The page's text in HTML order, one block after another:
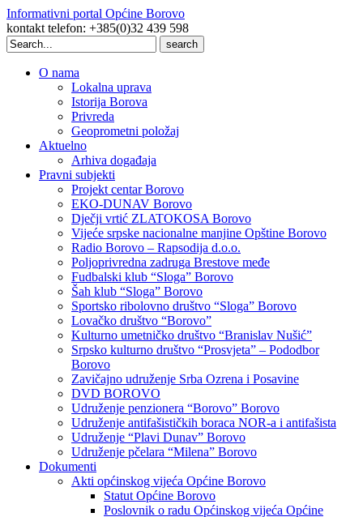
Informativni portal Općine Borovo
kontakt telefon: +385(0)32 439 598
Search
for:
O nama
Lokalna uprava
Istorija Borova
Privreda
Geoprometni položaj
Aktuelno
Arhiva događaja
Pravni subjekti
Projekt centar Borovo
EKO-DUNAV Borovo
Dječji vrtić ZLATOKOSA Borovo
Vijeće srpske nacionalne manjine Opštine Borovo
Radio Borovo – Rapsodija d.o.o.
Poljoprivredna zadruga Brestove međe
Fudbalski klub “Sloga” Borovo
Šah klub “Sloga” Borovo
Sportsko ribolovno društvo “Sloga” Borovo
Lovačko društvo “Borovo”
Kulturno umetničko društvo “Branislav Nušić”
Srpsko kulturno društvo “Prosvjeta” – Pododbor
Borovo
Zavičajno udruženje Srba Ozrena i Posavine
DVD BOROVO
Udruženje penzionera “Borovo” Borovo
Udruženje antifašističkih boraca NOR-a i antifašista
Udruženje “Plavi Dunav” Borovo
Udruženje pčelara “Milena” Borovo
Dokumenti
Akti općinskog vijeća Općine Borovo
Statut Općine Borovo
Poslovnik o radu Općinskog vijeća Općine